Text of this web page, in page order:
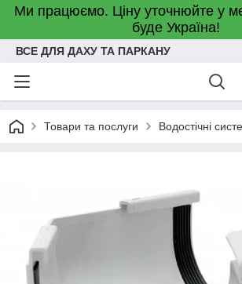
Ми працюємо. Ціну уточнюйте у
буде Україна!
ВСЕ ДЛЯ ДАХУ ТА ПАРКАНУ
Товари та послуги Водостічні